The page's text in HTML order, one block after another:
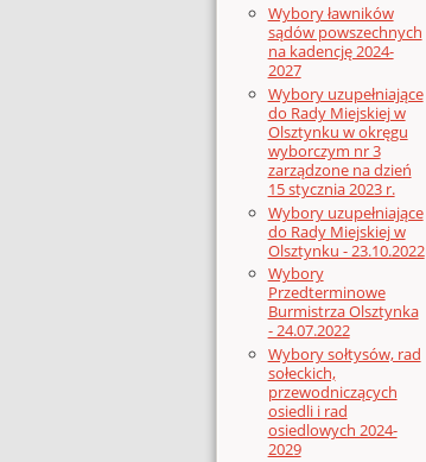
Wybory ławników
sądów powszechnych
na kadencję 2024-
2027
Wybory uzupełniające
do Rady Miejskiej w
Olsztynku w okręgu
wyborczym nr 3
zarządzone na dzień
15 stycznia 2023 r.
Wybory uzupełniające
do Rady Miejskiej w
Olsztynku - 23.10.2022
Wybory
Przedterminowe
Burmistrza Olsztynka
- 24.07.2022
Wybory sołtysów, rad
sołeckich,
przewodniczących
osiedli i rad
osiedlowych 2024-
2029